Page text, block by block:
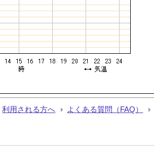
利用される方へ よくある質問（FAQ）